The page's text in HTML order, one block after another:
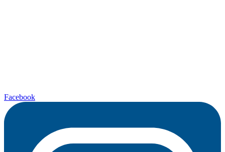
Facebook